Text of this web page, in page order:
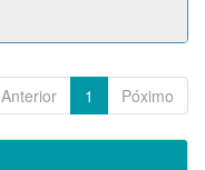
Anterior 1 Póximo